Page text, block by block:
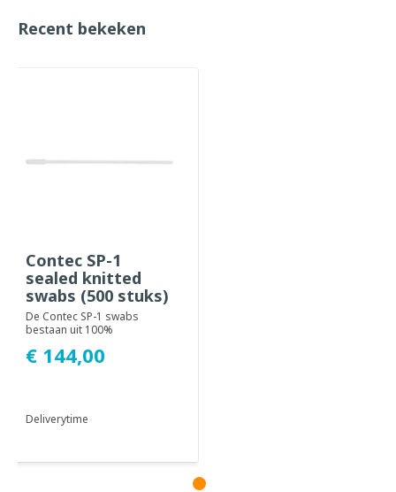
Recent bekeken
Contec SP-1
sealed knitted
swabs (500 stuks)
De Contec SP-1 swabs
bestaan uit 100%
thermisch is gebonden aan
€ 144,00
Deliverytime